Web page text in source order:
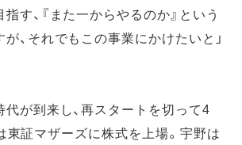
す、『また一からやるのか』という
、それでもこの事業にかけたいと」
が到来し、再スタートを切って4
東証マザーズに株式を上場。宇野は